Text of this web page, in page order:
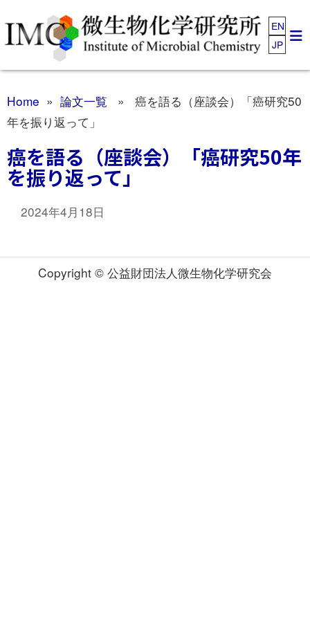
EN
JP
Home » 論文一覧 » 癌を語る（座談会）「癌研究50
年を振り返って」
癌を語る（座談会）「癌研究50年
を振り返って」
2024年4月18日
Copyright © 公益財団法人微生物化学研究会